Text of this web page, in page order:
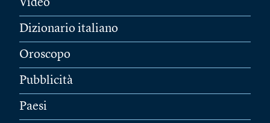
Video
Dizionario italiano
Oroscopo
Pubblicità
Paesi